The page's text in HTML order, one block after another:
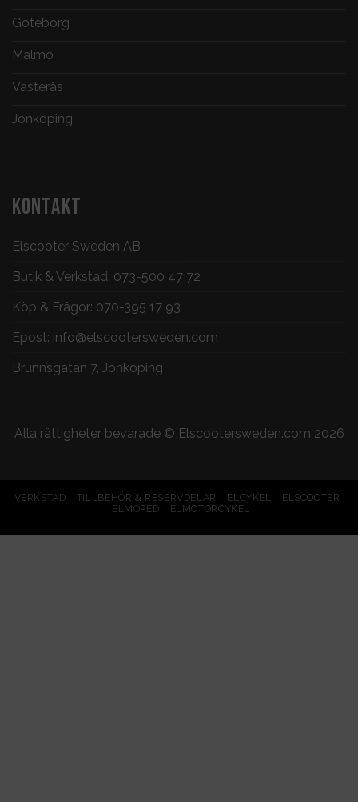
Göteborg
Malmö
Västerås
Jönköping
KONTAKT
Elscooter Sweden AB
Butik & Verkstad: 073-500 47 72
Köp & Frågor: 070-395 17 93
Epost: info@elscootersweden.com
Brunnsgatan 7, Jönköping
Alla rättigheter bevarade © Elscootersweden.com 2026
VERKSTAD TILLBEHÖR & RESERVDELAR ELCYKEL
ELSCOOTER
ELMOPED
ELMOTORCYKEL